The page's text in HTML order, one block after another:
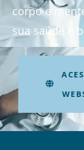
corpo e
sua saúde e